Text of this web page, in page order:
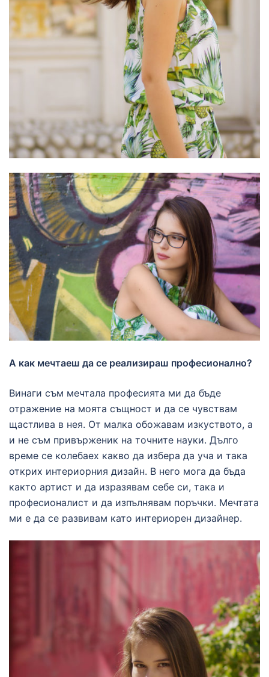
А как мечтаеш да се реализираш професионално?
Винаги съм мечтала професията ми да бъде
отражение на моята същност и да се чувствам
щастлива в нея. От малка обожавам изкуството, а
и не съм привърженик на точните науки. Дълго
време се колебаех какво да избера да уча и така
открих интериорния дизайн. В него мога да бъда
както артист и да изразявам себе си, така и
професионалист и да изпълнявам поръчки. Мечтата
ми е да се развивам като интериорен дизайнер.